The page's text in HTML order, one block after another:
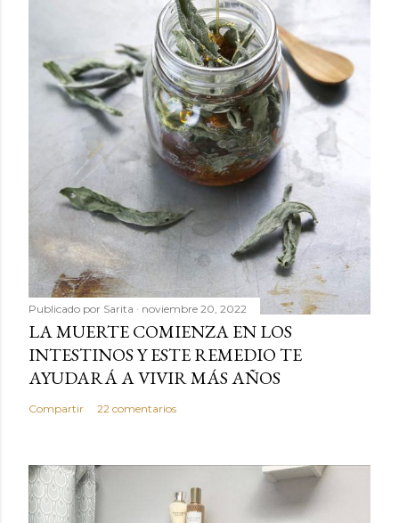
Publicado por Sarita noviembre 20, 2022
LA MUERTE COMIENZA EN LOS
INTESTINOS Y ESTE REMEDIO TE
AYUDARÁ A VIVIR MÁS AÑOS
Compartir 22 comentarios